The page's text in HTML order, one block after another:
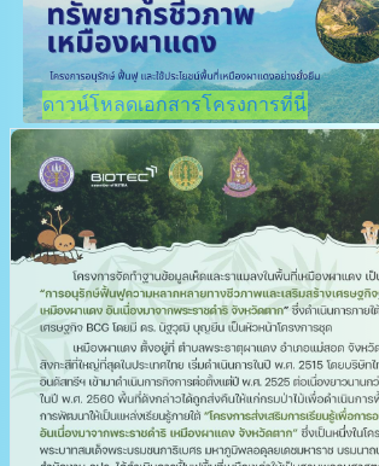
ดาวน์โหลดเอกสารโครงการที่นี่